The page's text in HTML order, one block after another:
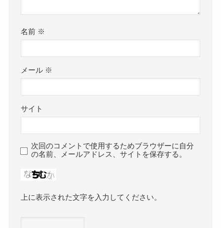
名前 ※
メール ※
サイト
次回のコメントで使用するためブラウザーに自分
の名前、メールアドレス、サイトを保存する。
上に表示された文字を入力してください。